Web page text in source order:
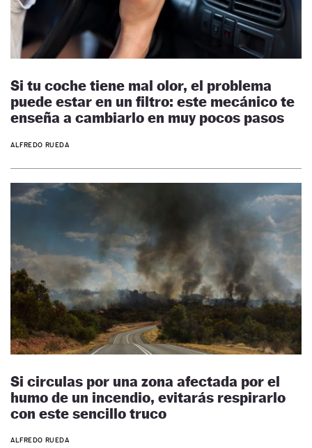
Si tu coche tiene mal olor, el problema
puede estar en un filtro: este mecánico te
enseña a cambiarlo en muy pocos pasos
ALFREDO RUEDA
Si circulas por una zona afectada por el
humo de un incendio, evitarás respirarlo
con este sencillo truco
ALFREDO RUEDA